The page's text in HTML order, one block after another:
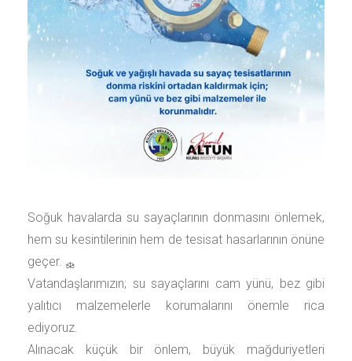
Soğuk havalarda su sayaçlarının donmasını önlemek,
hem su kesintilerinin hem de tesisat hasarlarının önüne
geçer.
Vatandaşlarımızın; su sayaçlarını cam yünü, bez gibi
yalıtıcı malzemelerle korumalarını önemle rica
ediyoruz.
Alınacak küçük bir önlem, büyük mağduriyetleri